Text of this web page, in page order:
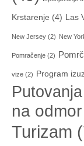
Krstarenje (4) Las
New Jersey (2) New
Pomračenje (2)
vize (2) Program
na odmor
Turizam